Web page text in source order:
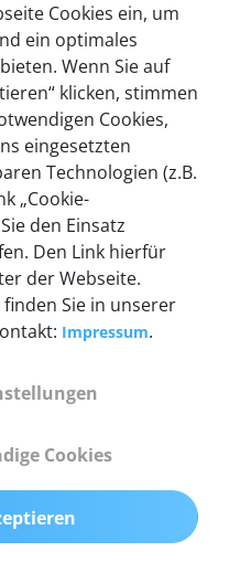
am Standort in
diese Qualität vertrauen
Privatkunden und
&
Cookies ein, um
ein optimales
Wenn Sie auf
klicken, stimmen
Cookies,
eingesetzten
Technologien (z.B.
„Cookie-
den Einsatz
Den Link hierfür
der Webseite.
Sie in unserer
Impressum.
Cookies